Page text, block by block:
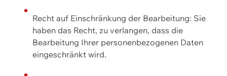
Recht auf Einschränkung der Bearbeitung: Sie
haben das Recht, zu verlangen, dass die
Bearbeitung Ihrer personenbezogenen Daten
eingeschränkt wird.